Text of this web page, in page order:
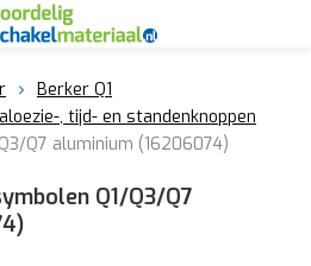
Berker Q1
, tijd- en standenknoppen
Q7 aluminium (16206074)
Q1/Q3/Q7